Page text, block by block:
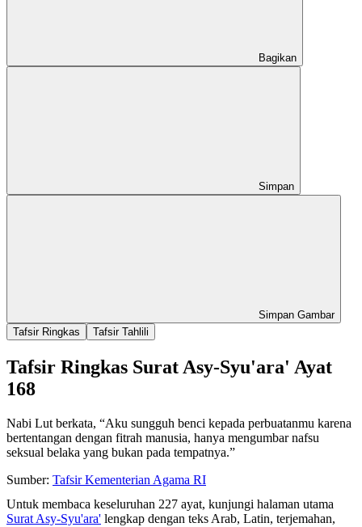
Bagikan
Simpan
Simpan Gambar
Tafsir Ringkas
Tafsir Tahlili
Tafsir Ringkas Surat Asy-Syu'ara' Ayat
168
Nabi Lut berkata, “Aku sungguh benci kepada perbuatanmu karena
bertentangan dengan fitrah manusia, hanya mengumbar nafsu
seksual belaka yang bukan pada tempatnya.”
Sumber: Tafsir Kementerian Agama RI
Untuk membaca keseluruhan 227 ayat, kunjungi halaman utama
Surat Asy-Syu'ara' lengkap dengan teks Arab, Latin, terjemahan,